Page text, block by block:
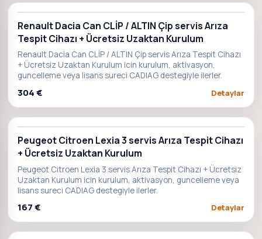
Renault Dacia Can CLİP / ALTIN Çip servis Arıza
Tespit Cihazı + Ücretsiz Uzaktan Kurulum
Renault Dacia Can CLİP / ALTIN Çip servis Arıza Tespit Cihazı
+ Ücretsiz Uzaktan Kurulum icin kurulum, aktivasyon,
guncelleme veya lisans sureci CADIAG destegiyle ilerler.
304 € Detaylar
Peugeot Citroen Lexia 3 servis Arıza Tespit Cihazı
+ Ücretsiz Uzaktan Kurulum
Peugeot Citroen Lexia 3 servis Arıza Tespit Cihazı + Ücretsiz
Uzaktan Kurulum icin kurulum, aktivasyon, guncelleme veya
lisans sureci CADIAG destegiyle ilerler.
167 € Detaylar